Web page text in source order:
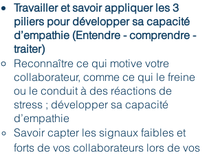
Travailler et savoir appliquer les 3
piliers pour développer sa capacité
d’empathie (Entendre - comprendre -
traiter)
Reconnaître ce qui motive votre
collaborateur, comme ce qui le freine
ou le conduit à des réactions de
stress ; développer sa capacité
d’empathie
Savoir capter les signaux faibles et
forts de vos collaborateurs lors de vos